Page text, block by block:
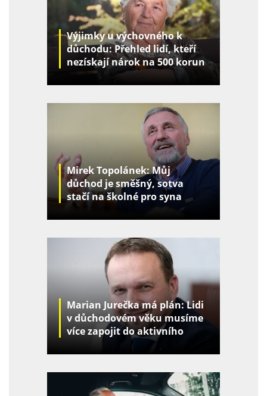
Výjimky u výchovného k
důchodu: Přehled lidí, kteří
nezískají nárok na 500 korun
za děti
Mirek Topolánek: Můj
důchod je směšný, sotva
stačí na školné pro syna
Marian Jurečka má plán: Lidi
v důchodovém věku musíme
více zapojit do aktivního